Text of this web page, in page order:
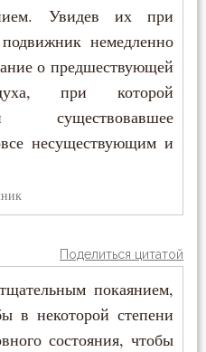
Увидев их при
немедленно
о предшествующей
при которой
несуществующим и
Поделиться цитатой
покаянием,
в некоторой степени
состояния, чтобы